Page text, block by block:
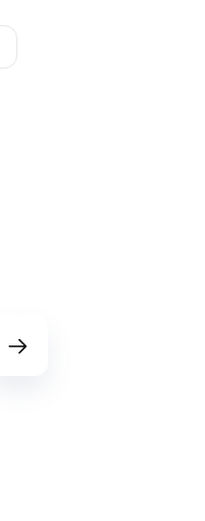
cv/filters/name_fast_delivery